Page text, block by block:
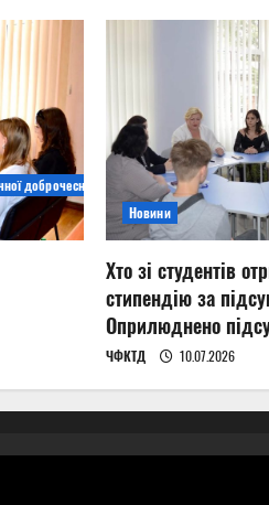
доброчесності
Новини
Хто зі студентів
стипендію за
Оприлюднено
ЧФКТД 10.07.2026